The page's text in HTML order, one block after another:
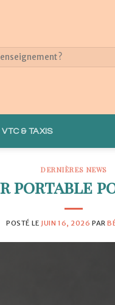
VTC & TAXIS
DERNIÈRES NEWS
portable
POSTÉ LE JUIN 16, 2026 PAR